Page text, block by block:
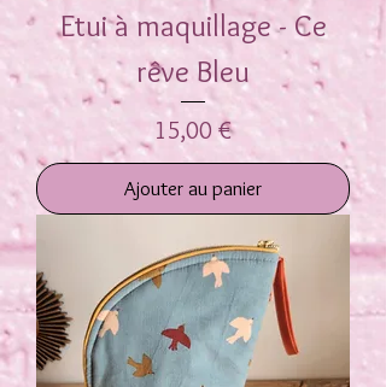
Etui à maquillage - Ce
rêve Bleu
Prix
15,00 €
Ajouter au panier